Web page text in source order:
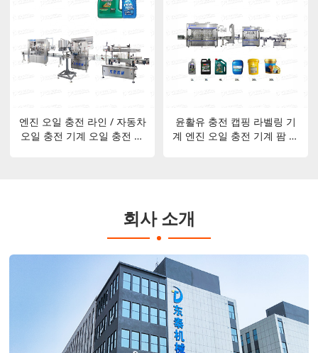
엔진 오일 충전 라인 / 자동차
오일 충전 기계 오일 충전 기
윤활유 충전 캡핑 라벨링 기
계 엔진 오일 충전 기계 팜 오
회사 소개